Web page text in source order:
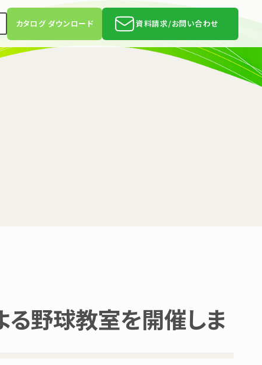
カタログ ダウンロード 資料請求/お問い合わせ
野球教室を開催しま